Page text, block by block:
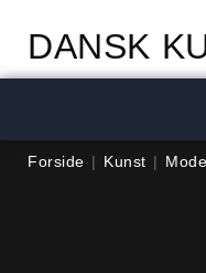
DANSK
Forside | Kunst |